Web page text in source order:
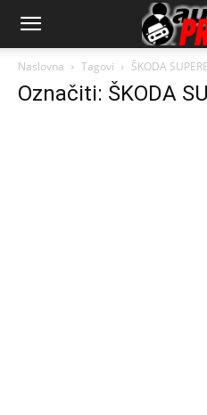
AutopressHR
Naslovna Tagovi ŠKODA
Označiti: ŠKODA